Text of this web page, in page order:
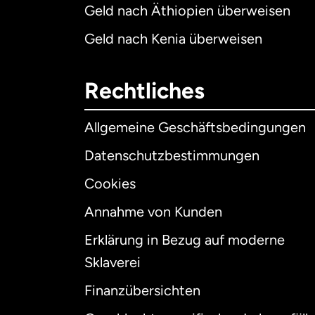
Geld nach Äthiopien überweisen
Geld nach Kenia überweisen
Rechtliches
Allgemeine Geschäftsbedingungen
Datenschutzbestimmungen
Cookies
Annahme von Kunden
Erklärung in Bezug auf moderne
Sklaverei
Finanzübersichten